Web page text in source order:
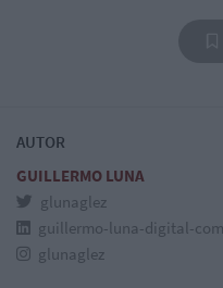
AUTOR
GUILLERMO LUNA
glunaglez
guillermo-luna-digital-
glunaglez